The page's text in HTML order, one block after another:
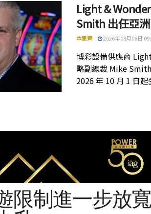
Light &
Smith 出任亞
本思齊 2026年08月06日
博彩設備供應商
略副總裁 Mike
2026 年 10 月 1 日起
限制進一步放